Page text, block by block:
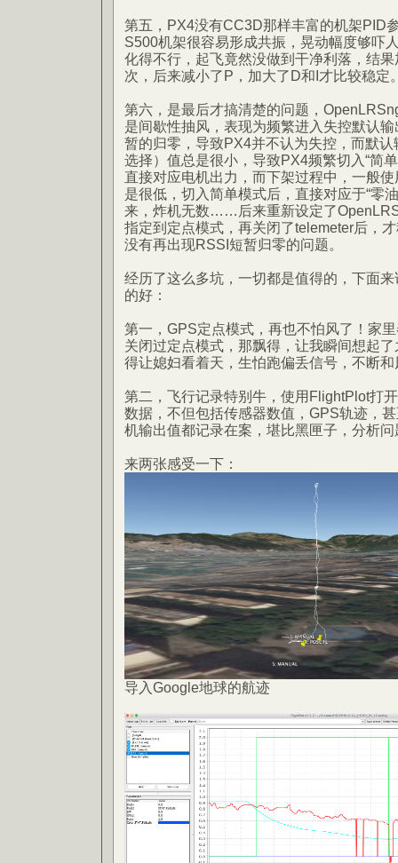
第五，PX4没有CC3D那样丰富的机架PID
S500机架很容易形成共振，晃动幅度够吓
化得不行，起飞竟然没做到干净利落，结
次，后来减小了P，加大了D和I才比较稳定
第六，是最后才搞清楚的问题，
是间歇性抽风，表现为频繁进入失控默认
暂的归零，导致PX4并不认为失控，而默
选择）值总是很小，导致PX4频繁切入“简
直接对应电机出力，而下架过程中，一般
是很低，切入简单模式后，直接对应于“零
来，炸机无数……后来重新设定了
指定到定点模式，再关闭了telemeter后，
没有再出现RSSI短暂归零的问题。
经历了这么多坑，一切都是值得的，下面
的好：
第一，GPS定点模式，再也不怕风了！家
关闭过定点模式，那飘得，让我瞬间想起
得让媳妇看着天，生怕跑偏丢信号，不断
第二，飞行记录特别牛，使用FlightPlot打
数据，不但包括传感器数值，GPS轨迹，
机输出值都记录在案，堪比黑匣子，分析
来两张感受一下：
导入Google地球的航迹